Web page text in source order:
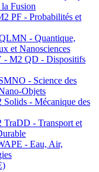
la Fusion
PF - Probabilités et
- Quantique,
et Nanosciences
M2 QD - Dispositifs
- Science des
Objets
- Mécanique des
- Transport et
- Eau, Air,